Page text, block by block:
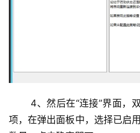
系
维
4、然后在“连接”界面，
项，在弹出面板中，选择已启